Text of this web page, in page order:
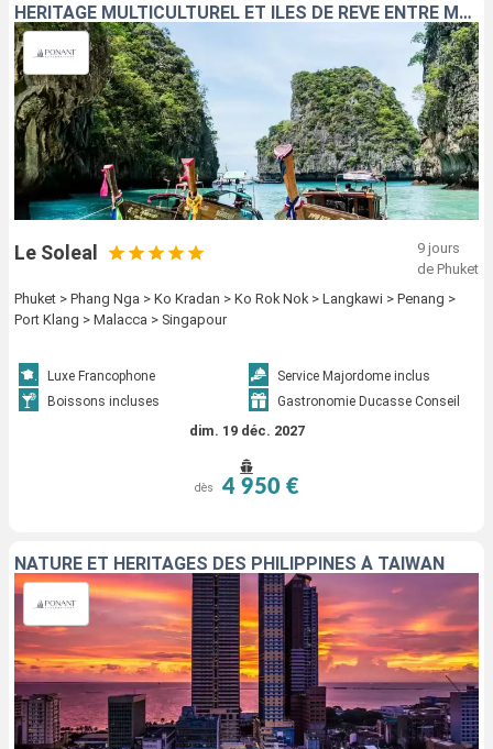
HÉRITAGE MULTICULTUREL ET ÎLES DE RÊVE ENTRE MALAISIE ET THAÏLANDE
Le Soleal
9 jours
de Phuket
Phuket > Phang Nga > Ko Kradan > Ko Rok Nok > Langkawi > Penang >
Port Klang > Malacca > Singapour
Luxe Francophone
Service Majordome inclus
Boissons incluses
Gastronomie Ducasse Conseil
dim. 19 déc. 2027
dès 4 950 €
NATURE ET HÉRITAGES DES PHILIPPINES À TAÏWAN